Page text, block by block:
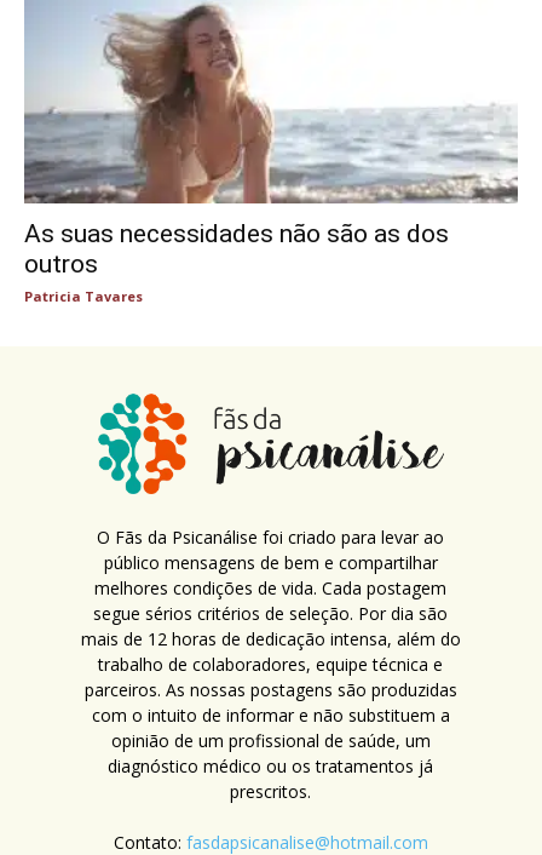
As suas necessidades não são as dos
outros
Patricia Tavares
O Fãs da Psicanálise foi criado para levar ao
público mensagens de bem e compartilhar
melhores condições de vida. Cada postagem
segue sérios critérios de seleção. Por dia são
mais de 12 horas de dedicação intensa, além do
trabalho de colaboradores, equipe técnica e
parceiros. As nossas postagens são produzidas
com o intuito de informar e não substituem a
opinião de um profissional de saúde, um
diagnóstico médico ou os tratamentos já
prescritos.
Contato: fasdapsicanalise@hotmail.com